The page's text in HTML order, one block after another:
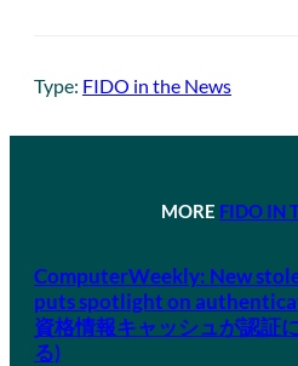
Type: FIDO in the News
MORE FIDO IN
ComputerWeekly: New
puts spotlight on
資格情報キャッシュが認証
る)